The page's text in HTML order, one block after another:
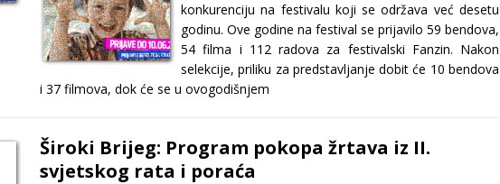
konkurenciju na festivalu koji se održava već desetu
godinu. Ove godine na festival se prijavilo 59 bendova,
54 filma i 112 radova za festivalski Fanzin. Nakon
selekcije, priliku za predstavljanje dobit će 10 bendova
i 37 filmova, dok će se u ovogodišnjem
Široki Brijeg: Program pokopa žrtava iz II.
svjetskog rata i poraća